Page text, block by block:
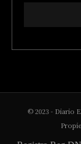
© 2023 - Diario